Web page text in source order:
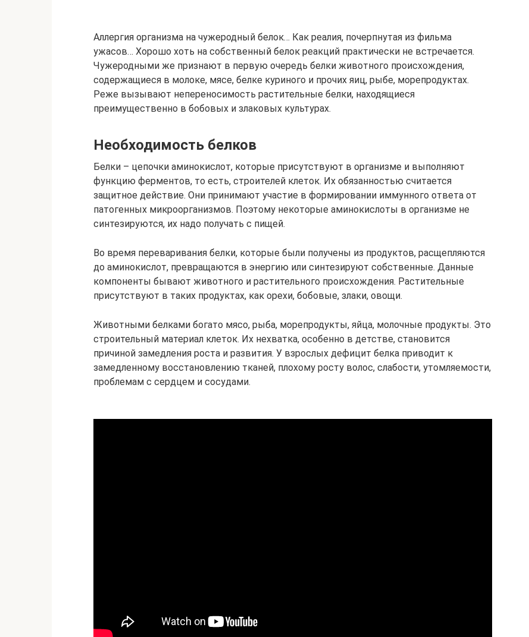
Аллергия организма на чужеродный белок… Как реалия, почерпнутая из фильма
ужасов… Хорошо хоть на собственный белок реакций практически не встречается.
Чужеродными же признают в первую очередь белки животного происхождения,
содержащиеся в молоке, мясе, белке куриного и прочих яиц, рыбе, морепродуктах.
Реже вызывают непереносимость растительные белки, находящиеся
преимущественно в бобовых и злаковых культурах.
Необходимость белков
Белки – цепочки аминокислот, которые присутствуют в организме и выполняют
функцию ферментов, то есть, строителей клеток. Их обязанностью считается
защитное действие. Они принимают участие в формировании иммунного ответа от
патогенных микроорганизмов. Поэтому некоторые аминокислоты в организме не
синтезируются, их надо получать с пищей.
Во время переваривания белки, которые были получены из продуктов, расщепляются
до аминокислот, превращаются в энергию или синтезируют собственные. Данные
компоненты бывают животного и растительного происхождения. Растительные
присутствуют в таких продуктах, как орехи, бобовые, злаки, овощи.
Животными белками богато мясо, рыба, морепродукты, яйца, молочные продукты. Это
строительный материал клеток. Их нехватка, особенно в детстве, становится
причиной замедления роста и развития. У взрослых дефицит белка приводит к
замедленному восстановлению тканей, плохому росту волос, слабости, утомляемости,
проблемам с сердцем и сосудами.